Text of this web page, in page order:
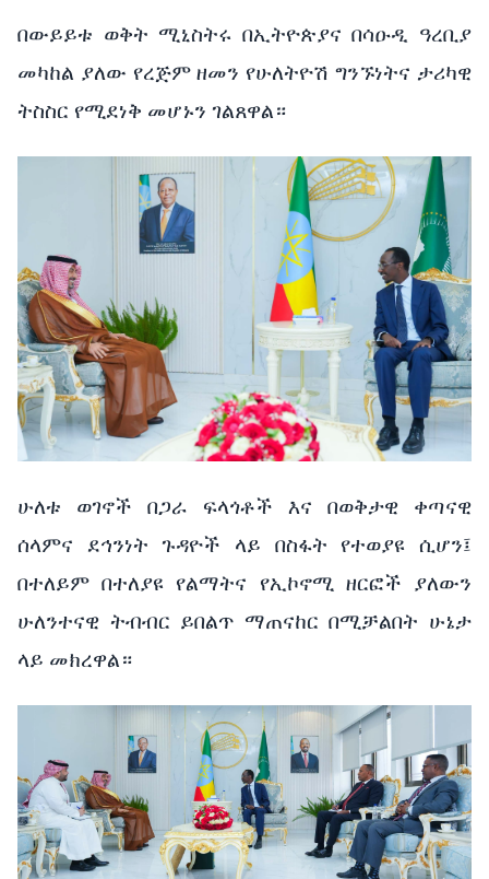
በውይይቱ ወቅት ሚኒስትሩ በኢትዮጵያና በሳዑዲ ዓረቢያ
መካከል ያለው የረጅም ዘመን የሁለትዮሽ ግንኙነትና ታሪካዊ
ትስስር የሚደነቅ መሆኑን ገልጸዋል።
ሁለቱ ወገኖች በጋራ ፍላጎቶች እና በወቅታዊ ቀጣናዊ
ሰላምና ደኅንነት ጉዳዮች ላይ በስፋት የተወያዩ ሲሆን፤
በተለይም በተለያዩ የልማትና የኢኮኖሚ ዘርፎች ያለውን
ሁለንተናዊ ትብብር ይበልጥ ማጠናከር በሚቻልበት ሁኔታ
ላይ መክረዋል።